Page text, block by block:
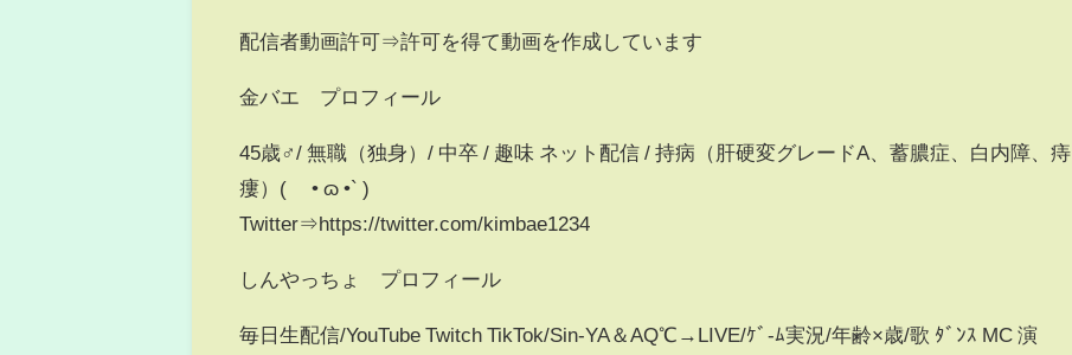
配信者動画許可⇒許可を得て動画を作成しています
金バエ プロフィール
45歳♂/ 無職（独身）/ 中卒 / 趣味 ネット配信 / 持病（肝硬変グレードA、蓄膿症、白内障、痔
瘻）( ´• ɷ •` )
Twitter⇒https://twitter.com/kimbae1234
しんやっちょ プロフィール
毎日生配信/YouTube Twitch TikTok/Sin-YA＆AQ℃→LIVE/ｹﾞ-ﾑ実況/年齢×歳/歌 ﾀﾞﾝｽ MC 演